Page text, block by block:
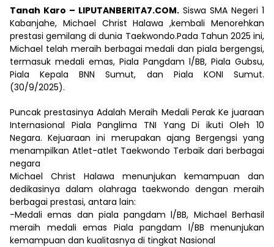
Tanah Karo – LIPUTANBERITA7.COM. Siswa SMA Negeri 1
Kabanjahe, Michael Christ Halawa ,kembali Menorehkan
prestasi gemilang di dunia Taekwondo.Pada Tahun 2025 ini,
Michael telah meraih berbagai medali dan piala bergengsi,
termasuk medali emas, Piala Pangdam l/BB, Piala Gubsu,
Piala Kepala BNN Sumut, dan Piala KONI Sumut.
(30/9/2025).
Puncak prestasinya Adalah Meraih Medali Perak Ke juaraan
Internasional Piala Panglima TNI Yang Di ikuti Oleh 10
Negara. Kejuaraan ini merupakan ajang Bergengsi yang
menampilkan Atlet-atlet Taekwondo Terbaik dari berbagai
negara
Michael Christ Halawa menunjukan kemampuan dan
dedikasinya dalam olahraga taekwondo dengan meraih
berbagai prestasi, antara lain:
-Medali emas dan piala pangdam l/BB, Michael Berhasil
meraih medali emas Piala pangdam l/BB menunjukan
kemampuan dan kualitasnya di tingkat Nasional